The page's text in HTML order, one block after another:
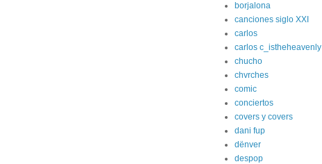
borjalona
canciones siglo XXI
carlos
carlos c_istheheavenly
chucho
chvrches
comic
conciertos
covers y covers
dani fup
dënver
despop